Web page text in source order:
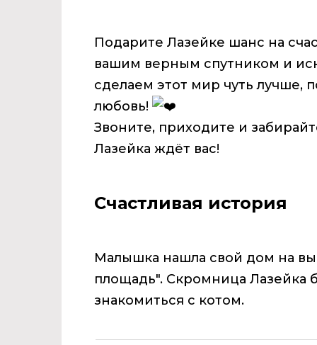
Подарите Лазейке шанс на
вашим верным спутником и
сделаем этот мир чуть
любовь!
Звоните, приходите и
Лазейка ждёт вас!
Счастливая история
Малышка нашла свой дом на
площадь". Скромница Лазейка
знакомиться с котом.